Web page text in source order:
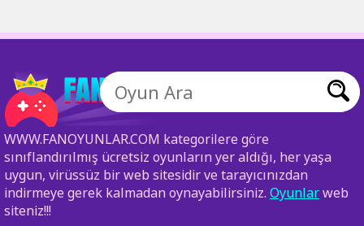
WWW.FANOYUNLAR.COM kategorilere göre
sınıflandırılmış ücretsiz oyunların yer aldığı, her yaşa
uygun, virüssüz bir web sitesidir ve tarayıcınızdan
indirmeye gerek kalmadan oynayabilirsiniz. Oyunlarweb
siteniz!!!